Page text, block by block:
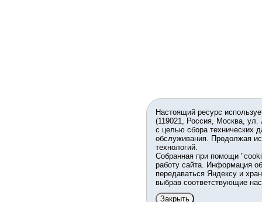
Настоящий ресурс
(119021, Россия, Москва,
с целью сбора технических
обслуживания. Продолжая
технологий.
Собранная при помощи
работу сайта. Информация
передаваться Яндексу и
выбрав соответствующие
Закрыть